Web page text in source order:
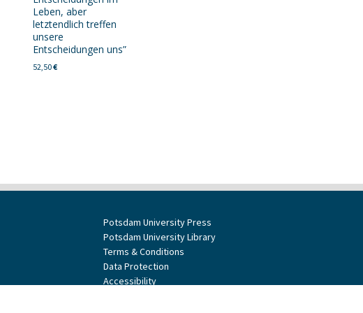
Leben, aber
letztendlich treffen
unsere
Entscheidungen uns”
52,50€
Potsdam University Press
Potsdam University Library
Terms & Conditions
Data Protection
Accessibility